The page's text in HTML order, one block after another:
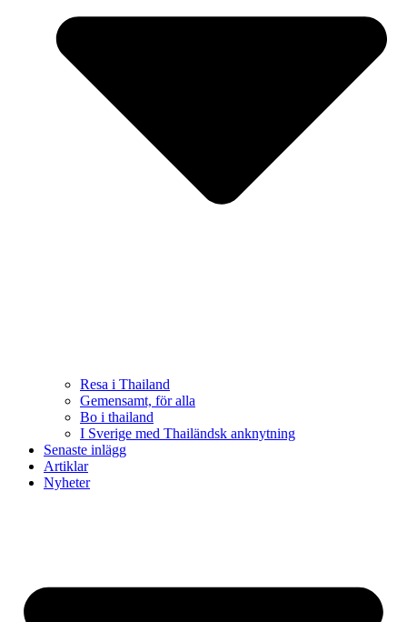
Resa i Thailand
Gemensamt, för alla
Bo i thailand
I Sverige med Thailändsk anknytning
Senaste inlägg
Artiklar
Nyheter